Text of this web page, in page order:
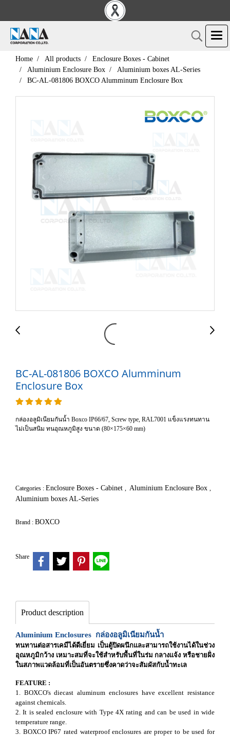
Home All products
Enclosure Boxes - Cabinet
Aluminium Enclosure Box
Aluminium boxes AL-Series
BC-AL-081806 BOXCO Alumminum Enclosure Box
BC-AL-081806 BOXCO Alumminum
Enclosure Box
กล่องอลูมิเนียมกันน้ำ Boxco IP66/67, Screw type, RAL7001 แข็งแรงทนทาน
ไม่เป็นสนิม ทนอุณหภูมิสูง ขนาด (80×175×60 mm)
Categories : Enclosure Boxes - Cabinet , Aluminium Enclosure Box ,
Aluminium boxes AL-Series
Brand : BOXCO
Share
Product description
Aluminium Enclosures กล่องอลูมิเนียมกันน้ำ
ทนทานต่อสารเคมีได้ดีเยี่ยม เป็นตู้ปิดผนึกและสามารถใช้งานได้ในช่วง
อุณหภูมิกว้าง เหมาะสมที่จะใช้สำหรับพื้นที่ในร่ม กลางแจ้ง หรือชายฝั่ง
ในสภาพแวดล้อมที่เป็นอันตรายซึ่งคาดว่าจะสัมผัสกับน้ำทะเล
FEATURE :
1. BOXCO's diecast aluminum enclosures have excellent resistance
against chemicals.
2. It is sealed enclosure with Type 4X rating and can be used in wide
temperature range.
3. BOXCO IP67 rated waterproof enclosures are proper to be used for